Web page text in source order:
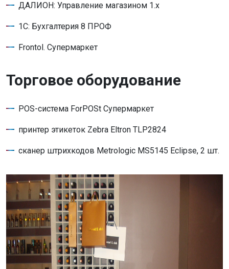
ДАЛИОН: Управление магазином 1.x
1С: Бухгалтерия 8 ПРОФ
Frontol. Супермаркет
Торговое оборудование
POS-система ForPOSt Супермаркет
принтер этикеток Zebra Eltron TLP2824
сканер штрихкодов Metrologic MS5145 Eclipse, 2 шт.